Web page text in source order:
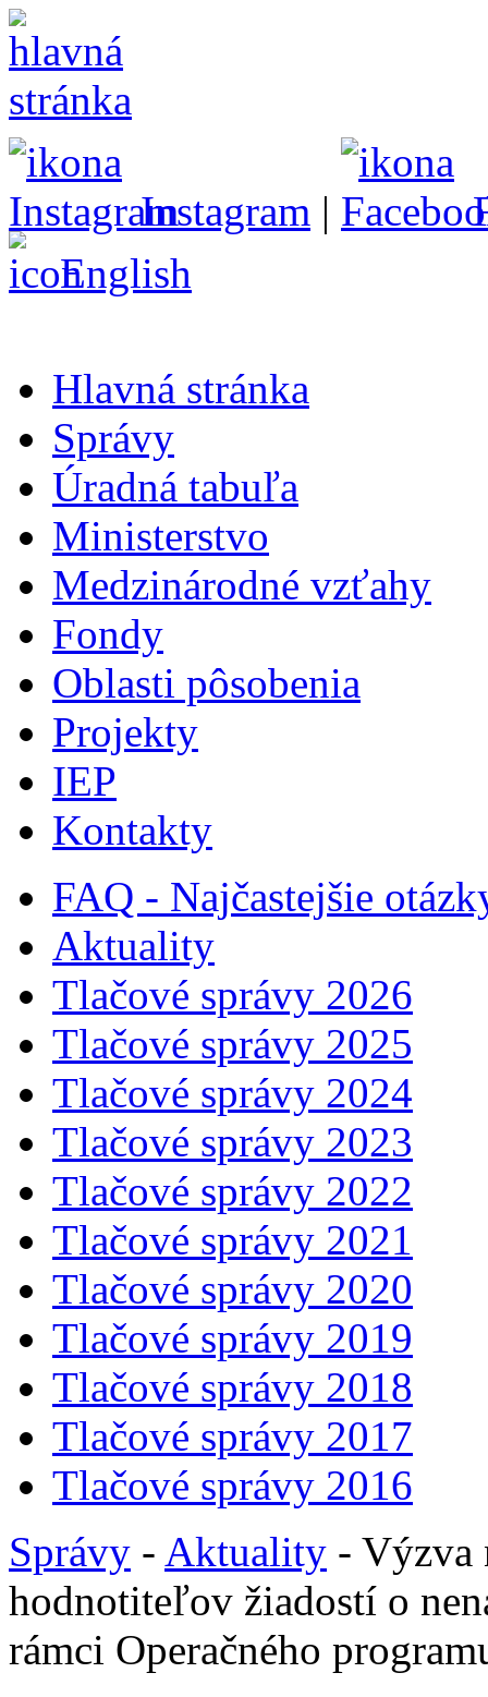
Instagram |
English
Hlavná stránka
Správy
Úradná tabuľa
Ministerstvo
Medzinárodné vzťahy
Fondy
Oblasti pôsobenia
Projekty
IEP
Kontakty
FAQ - Najčastejšie
Aktuality
Tlačové správy 2026
Tlačové správy 2025
Tlačové správy 2024
Tlačové správy 2023
Tlačové správy 2022
Tlačové správy 2021
Tlačové správy 2020
Tlačové správy 2019
Tlačové správy 2018
Tlačové správy 2017
Tlačové správy 2016
Správy - Aktuality - Výzva
hodnotiteľov žiadostí o
rámci Operačného